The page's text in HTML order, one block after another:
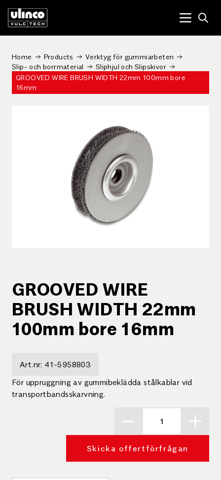
Menu
Home Products
Verktyg för gummiarbeten
Slip- och borrmaterial
Sliphjul och Slipskivor
GROOVED WIRE BRUSH WIDTH 22mm 100mm bore
16mm
GROOVED WIRE
BRUSH WIDTH 22mm
100mm bore 16mm
Art.nr: 41-5958803
För uppruggning av gummibeklädda stålkablar vid
transportbandsskarvning.
Skicka offertförfrågan